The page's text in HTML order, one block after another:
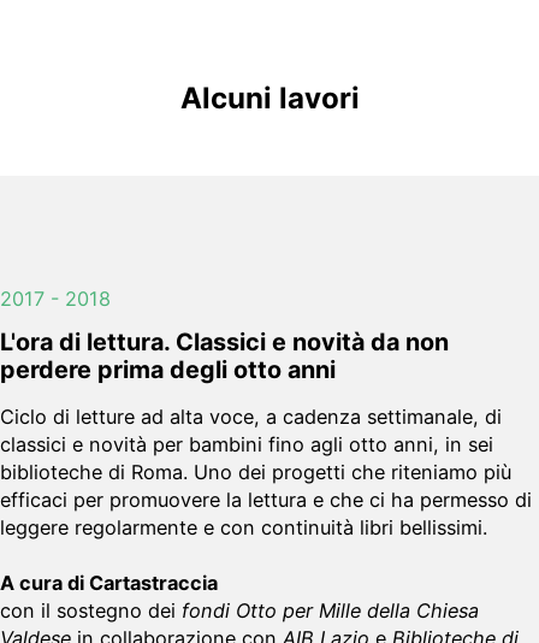
Alcuni lavori
L'ora di lettura. Classici e novità da non
perdere prima degli otto anni
2017 - 2018
Ciclo di letture ad alta voce, a cadenza settimanale, di
classici e novità per bambini fino agli otto anni, in sei
biblioteche di Roma. Uno dei progetti che riteniamo più
efficaci per promuovere la lettura e che ci ha permesso di
leggere regolarmente e con continuità libri bellissimi.
A cura di Cartastraccia
con il sostegno dei fondi Otto per Mille della Chiesa